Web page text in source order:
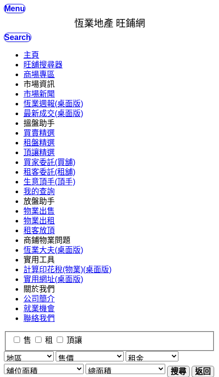
Menu
恆業地產 旺鋪網
Search
主頁
旺舖搜尋器
商場專區
市場資訊
市場新聞
恆業週報(桌面版)
最新成交(桌面版)
搵盤助手
買賣精選
租盤精選
頂讓精選
買家委託(買舖)
租客委託(租舖)
生意頂手(頂手)
我的查詢
放盤助手
物業出售
物業出租
租客放頂
商鋪物業問題
恆業大夫(桌面版)
實用工具
計算印花稅(物業)(桌面版)
實用網址(桌面版)
關於我們
公司簡介
就業機會
聯絡我們
售 租 頂讓
搜尋 返回